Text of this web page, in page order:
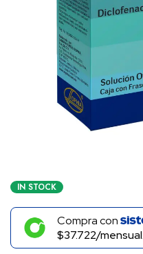
IN STOCK
Compra con
$37.722/